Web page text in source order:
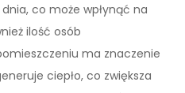
co może wpłynąć na
ilość osób
ma znaczenie
ciepło, co zwiększa